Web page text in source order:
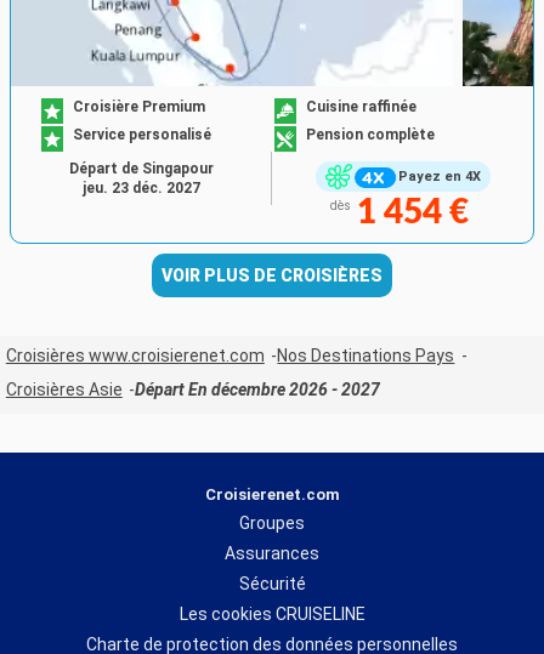
Payez en 4X
Croisière Premium
Cuisine raffinée
Service personalisé
Pension complète
dès 1 454 €
Départ de Singapour
jeu. 23 déc. 2027
VOIR PLUS DE CROISIÈRES
Croisières www.croisierenet.com
Nos Destinations Pays
Croisières Asie
Départ En décembre 2026 - 2027
Croisierenet.com
Groupes
Assurances
Sécurité
Les cookies CRUISELINE
Charte de protection des données personnelles